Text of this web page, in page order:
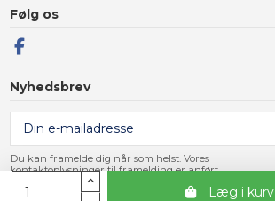
Læg i kurv
Følg os
Nyhedsbrev
Du kan framelde dig når som helst. Vores
kontaktoplysninger til framelding er anført
i handelsbetingelserne.